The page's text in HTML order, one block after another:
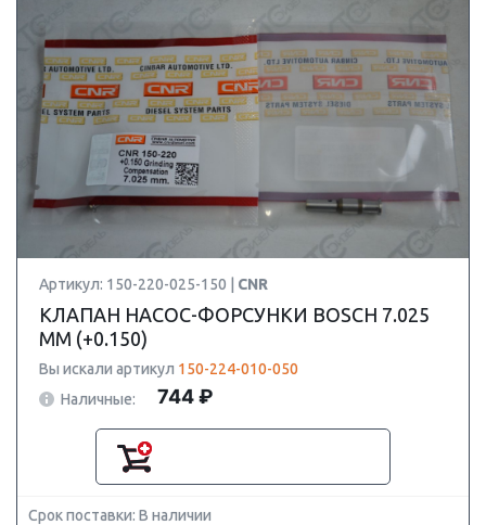
Артикул: 150-220-025-150 | CNR
КЛАПАН НАСОС-ФОРСУНКИ BOSCH 7.025
ММ (+0.150)
Вы искали артикул 150-224-010-050
Наличные:
744 ₽
Срок поставки: В наличии